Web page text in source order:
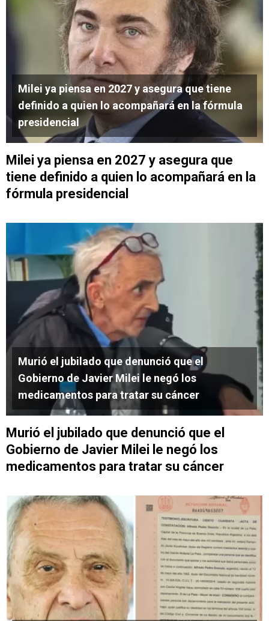
Milei ya piensa en 2027 y asegura que tiene
definido a quien lo acompañará en la fórmula
presidencial
Milei ya piensa en 2027 y asegura que
tiene definido a quien lo acompañará en la
fórmula presidencial
Murió el jubilado que denunció que el
Gobierno de Javier Milei le negó los
medicamentos para tratar su cáncer
Murió el jubilado que denunció que el
Gobierno de Javier Milei le negó los
medicamentos para tratar su cáncer